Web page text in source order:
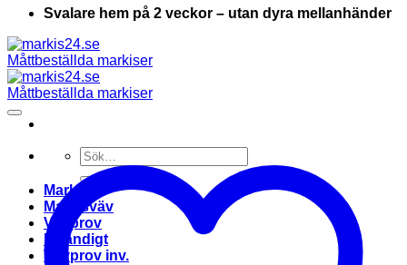
Svalare hem på 2 veckor – utan dyra mellanhänder
Sök
efter:
Markis
Markisväv
Vävprov
Invändigt
Vävprov inv.